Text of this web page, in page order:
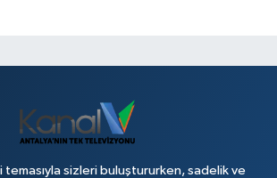
temasıyla sizleri buluştururken, sadelik ve